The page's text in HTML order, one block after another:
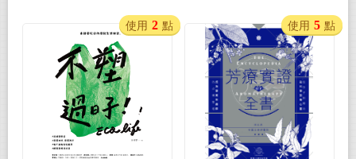
使用 2 點 使用 5 點